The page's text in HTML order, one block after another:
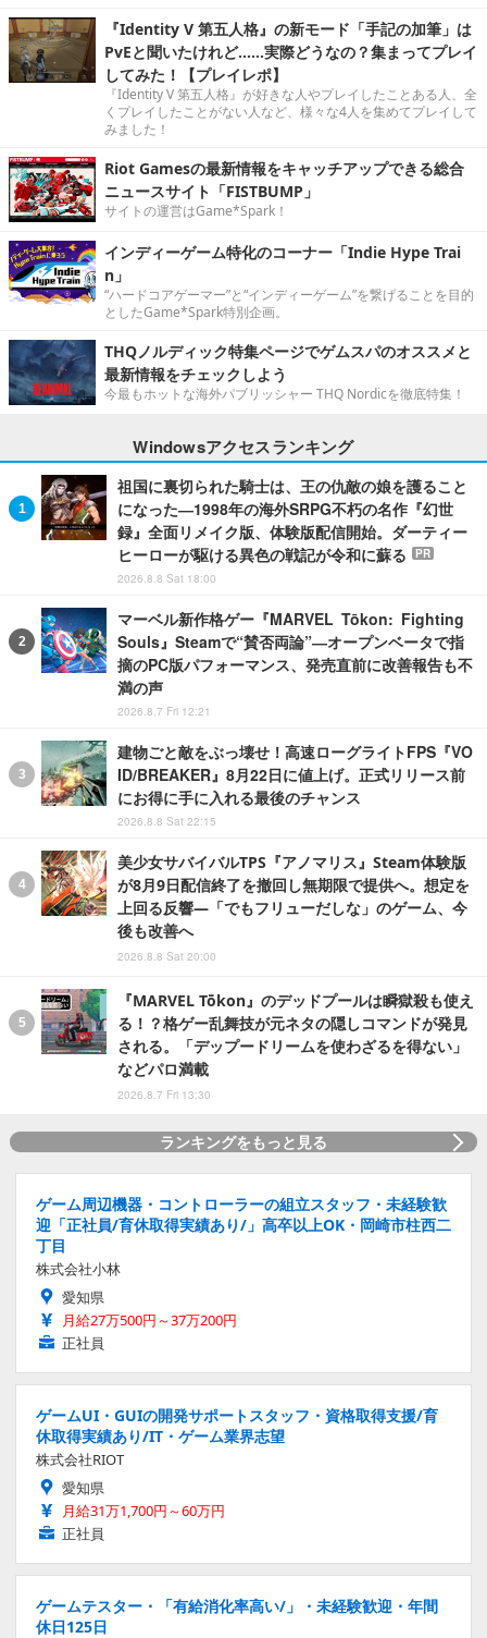
『Identity V 第五人格』の新モード「手記の加筆」は
PvEと聞いたけれど……実際どうなの？集まってプレイ
してみた！【プレイレポ】
『Identity V 第五人格』が好きな人やプレイしたことある人、全
くプレイしたことがない人など、様々な4人を集めてプレイして
みました！
Riot Gamesの最新情報をキャッチアップできる総合
ニュースサイト「FISTBUMP」
サイトの運営はGame*Spark！
インディーゲーム特化のコーナー「Indie Hype Trai
n」
“ハードコアゲーマー”と“インディーゲーム”を繋げることを目的
としたGame*Spark特別企画。
THQノルディック特集ページでゲムスパのオススメと
最新情報をチェックしよう
今最もホットな海外パブリッシャー THQ Nordicを徹底特集！
Windowsアクセスランキング
祖国に裏切られた騎士は、王の仇敵の娘を護ること
になった―1998年の海外SRPG不朽の名作『幻世
録』全面リメイク版、体験版配信開始。ダーティー
ヒーローが駆ける異色の戦記が令和に蘇る
PR
2026.8.8 Sat 18:00
マーベル新作格ゲー『MARVEL Tōkon: Fighting
Souls』Steamで“賛否両論”―オープンベータで指
摘のPC版パフォーマンス、発売直前に改善報告も不
満の声
2026.8.7 Fri 12:21
建物ごと敵をぶっ壊せ！高速ローグライトFPS『VO
ID/BREAKER』8月22日に値上げ。正式リリース前
にお得に手に入れる最後のチャンス
2026.8.8 Sat 22:15
美少女サバイバルTPS『アノマリス』Steam体験版
が8月9日配信終了を撤回し無期限で提供へ。想定を
上回る反響―「でもフリューだしな」のゲーム、今
後も改善へ
2026.8.8 Sat 20:00
『MARVEL Tōkon』のデッドプールは瞬獄殺も使え
る！？格ゲー乱舞技が元ネタの隠しコマンドが発見
される。「デップードリームを使わざるを得ない」
などパロ満載
2026.8.7 Fri 13:30
ランキングをもっと見る
ゲーム周辺機器・コントローラーの組立スタッフ・未経験歓
迎「正社員/育休取得実績あり/」高卒以上OK・岡崎市柱西二
丁目
株式会社小林
愛知県
月給27万500円～37万200円
正社員
ゲームUI・GUIの開発サポートスタッフ・資格取得支援/育
休取得実績あり/IT・ゲーム業界志望
株式会社RIOT
愛知県
月給31万1,700円～60万円
正社員
ゲームテスター・「有給消化率高い/」・未経験歓迎・年間
休日125日